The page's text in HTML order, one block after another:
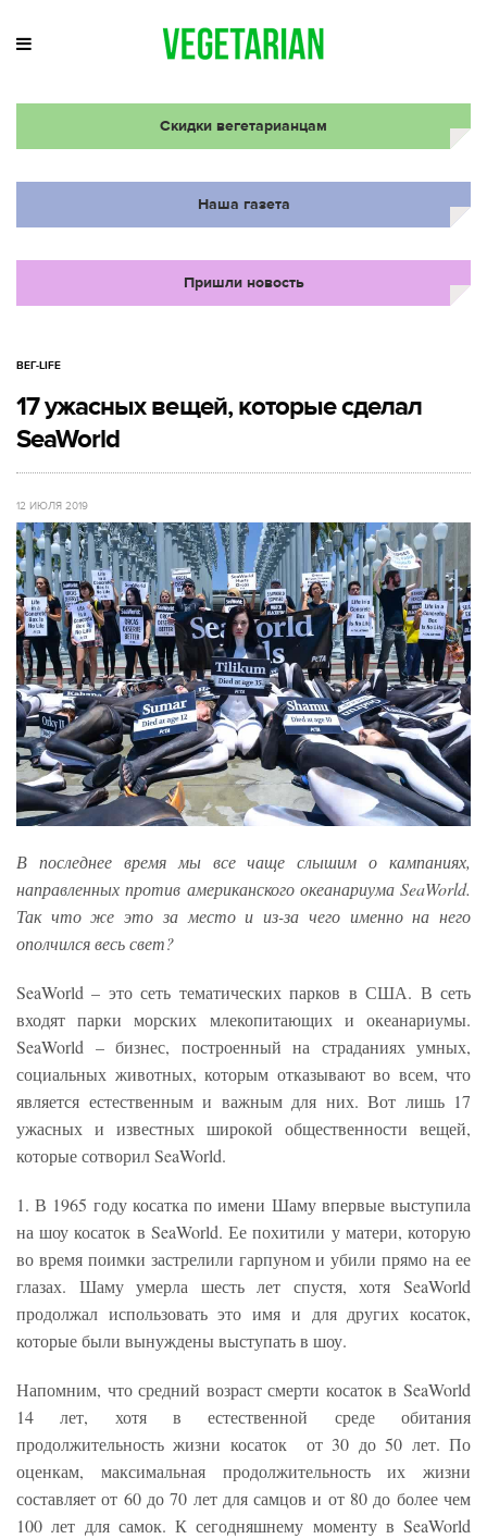
Скидки вегетарианцам
Наша газета
Пришли новость
ВЕГ-LIFE
17 ужасных вещей, которые сделал
SeaWorld
12 ИЮЛЯ 2019
В последнее время мы все чаще слышим о кампаниях,
направленных против американского океанариума SeaWorld.
Так что же это за место и из-за чего именно на него
ополчился весь свет?
SeaWorld – это сеть тематических парков в США. В сеть
входят парки морских млекопитающих и океанариумы.
SeaWorld – бизнес, построенный на страданиях умных,
социальных животных, которым отказывают во всем, что
является естественным и важным для них. Вот лишь 17
ужасных и известных широкой общественности вещей,
которые сотворил SeaWorld.
1. В 1965 году косатка по имени Шаму впервые выступила
на шоу косаток в SeaWorld. Ее похитили у матери, которую
во время поимки застрелили гарпуном и убили прямо на ее
глазах. Шаму умерла шесть лет спустя, хотя SeaWorld
продолжал использовать это имя и для других косаток,
которые были вынуждены выступать в шоу.
Напомним, что средний возраст смерти косаток в SeaWorld
14 лет, хотя в естественной среде обитания
продолжительность жизни косаток от 30 до 50 лет. По
оценкам, максимальная продолжительность их жизни
составляет от 60 до 70 лет для самцов и от 80 до более чем
100 лет для самок. К сегодняшнему моменту в SeaWorld